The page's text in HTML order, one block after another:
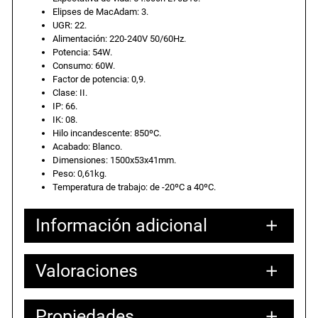
a
l
r
a
:
7
3
,
3
7
Elipses de MacAdam: 3.
UGR: 22.
Alimentación: 220-240V 50/60Hz.
Potencia: 54W.
Consumo: 60W.
Factor de potencia: 0,9.
Clase: II.
IP: 66.
IK: 08.
Hilo incandescente: 850ºC.
Acabado: Blanco.
Dimensiones: 1500x53x41mm.
Peso: 0,61kg.
Temperatura de trabajo: de -20ºC a 40ºC.
Información adicional
Atributos Valor
Peso 0,70000 kg
Dimensiones 6,00000 × 150,00000 × 5,00000 cm
Valoraciones